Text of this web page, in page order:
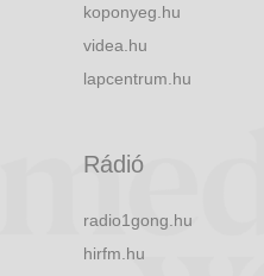
koponyeg.hu
videa.hu
lapcentrum.hu
Rádió
radio1gong.hu
hirfm.hu